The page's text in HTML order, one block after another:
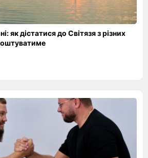
як дістатися до Світязя з різних